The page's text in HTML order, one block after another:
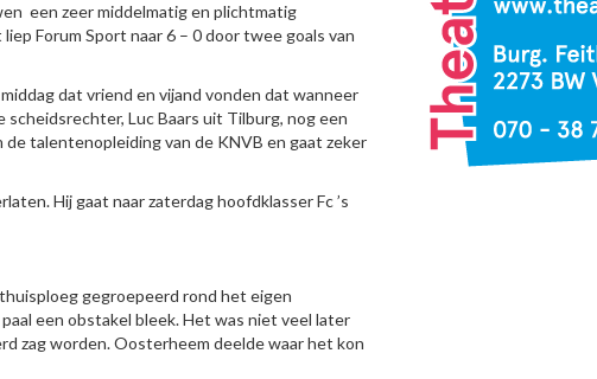
een zeer middelmatig en plichtmatig
Forum Sport naar 6 – 0 door twee goals van
dat vriend en vijand vonden dat wanneer
Luc Baars uit Tilburg, nog een
talentenopleiding van de KNVB en gaat zeker
Hij gaat naar zaterdag hoofdklasser Fc ’s
gegroepeerd rond het eigen
een obstakel bleek. Het was niet veel later
zag worden. Oosterheem deelde waar het kon